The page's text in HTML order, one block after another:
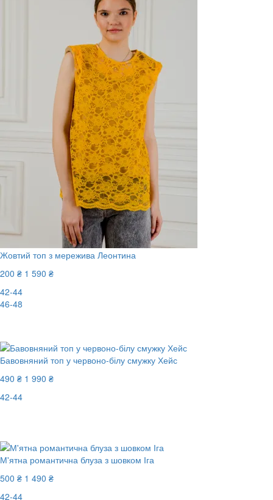
Жовтий топ з мережива Леонтина
200 ₴ 1 590 ₴
42-44
46-48
Бавовняний топ у червоно-білу смужку Хейс
490 ₴ 1 990 ₴
42-44
М'ятна романтична блуза з шовком Іга
500 ₴ 1 490 ₴
42-44